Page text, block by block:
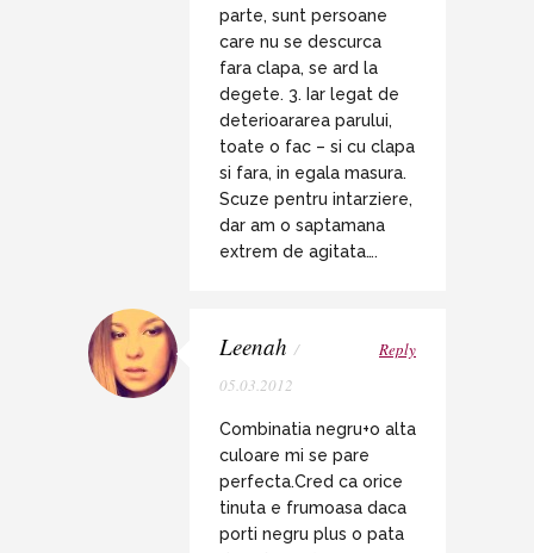
parte, sunt persoane
care nu se descurca
fara clapa, se ard la
degete. 3. Iar legat de
deterioararea parului,
toate o fac – si cu clapa
si fara, in egala masura.
Scuze pentru intarziere,
dar am o saptamana
extrem de agitata….
Leenah /
05.03.2012
Reply
Combinatia negru+o alta
culoare mi se pare
perfecta.Cred ca orice
tinuta e frumoasa daca
porti negru plus o pata